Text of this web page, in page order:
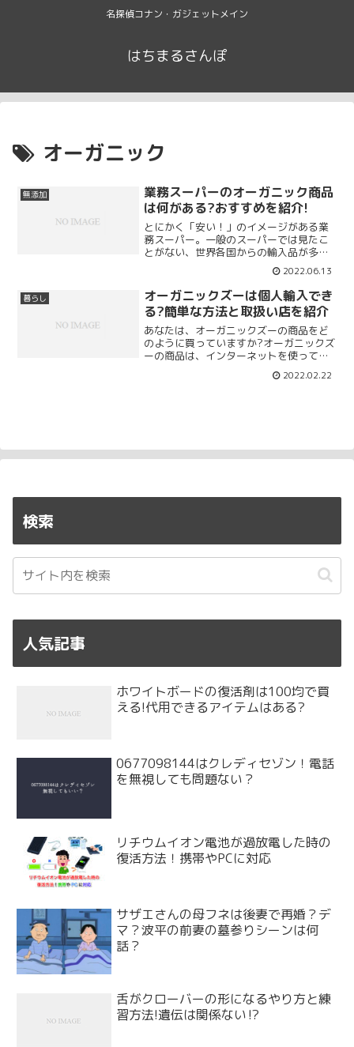
名探偵コナン・ガジェットメイン
はちまるさんぽ
オーガニック
無添加
業務スーパーのオーガニック商品
は何がある?おすすめを紹介!
とにかく「安い！」のイメージがある業
務スーパー。一般のスーパーでは見たこ
とがない、世界各国からの輸入品が多数
ありますよね。その中でも、業務スーパ
ーで購入できるオーガニック商品の魅力
を紹介していきます。オーガニックとは
「有機のもの」を意味しま...
2022.06.13
暮らし
オーガニックズーは個人輸入でき
る?簡単な方法と取扱い店を紹介
あなたは、オーガニックズーの商品をど
のように買っていますか?オーガニックズ
ーの商品は、インターネットを使って、
簡単に個人輸入ができちゃうんです!個人
輸入って難しそう…私も、「個人輸入」
2022.02.22
検索
人気記事
ホワイトボードの復活剤は100均で買
える!代用できるアイテムはある?
0677098144はクレディセゾン！電話
を無視しても問題ない？
リチウムイオン電池が過放電した時の
復活方法！携帯やPCに対応
サザエさんの母フネは後妻で再婚？デ
マ？波平の前妻の墓参りシーンは何
話？
舌がクローバーの形になるやり方と練
習方法!遺伝は関係ない⁉